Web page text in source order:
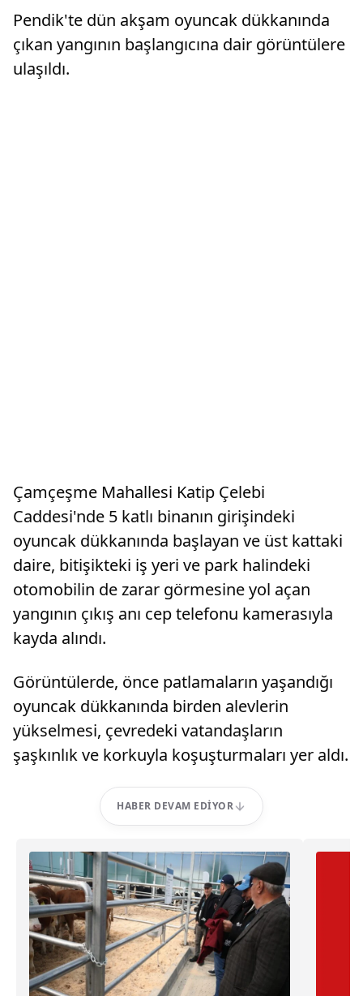
Pendik'te dün akşam oyuncak dükkanında
çıkan yangının başlangıcına dair görüntülere
ulaşıldı.
​​​​​​​Çamçeşme Mahallesi Katip Çelebi
Caddesi'nde 5 katlı binanın girişindeki
oyuncak dükkanında başlayan ve üst kattaki
daire, bitişikteki iş yeri ve park halindeki
otomobilin de zarar görmesine yol açan
yangının çıkış anı cep telefonu kamerasıyla
kayda alındı.
Görüntülerde, önce patlamaların yaşandığı
oyuncak dükkanında birden alevlerin
yükselmesi, çevredeki vatandaşların
şaşkınlık ve korkuyla koşuşturmaları yer aldı.
HABER DEVAM EDIYOR